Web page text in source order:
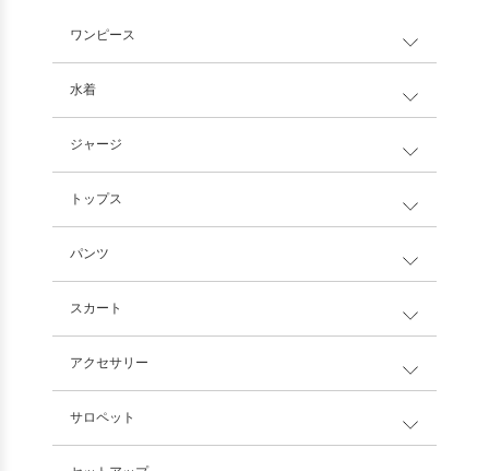
ワンピース
水着
ジャージ
トップス
パンツ
スカート
アクセサリー
サロペット